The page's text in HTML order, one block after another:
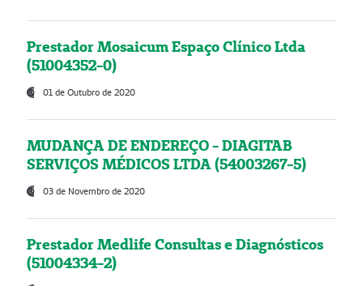
Prestador Mosaicum Espaço Clínico Ltda
(51004352-0)
01 de Outubro de 2020
MUDANÇA DE ENDEREÇO - DIAGITAB
SERVIÇOS MÉDICOS LTDA (54003267-5)
03 de Novembro de 2020
Prestador Medlife Consultas e Diagnósticos
(51004334-2)